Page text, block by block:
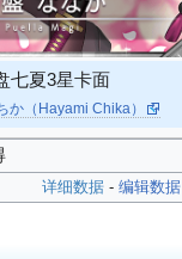
七夏3星卡面
か（Hayami Chika）
详细数据 -编辑数据